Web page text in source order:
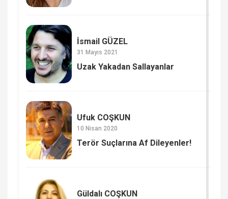
İsmail GÜZEL
31 Mayıs 2021
Uzak Yakadan Sallayanlar
Ufuk COŞKUN
10 Nisan 2020
Terör Suçlarına Af Dileyenler!
Güldalı COŞKUN